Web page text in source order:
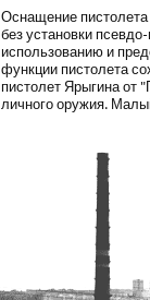
Оснащение
без установки
использованию и
функции пистолета
пистолет Ярыгина от
личного оружия.